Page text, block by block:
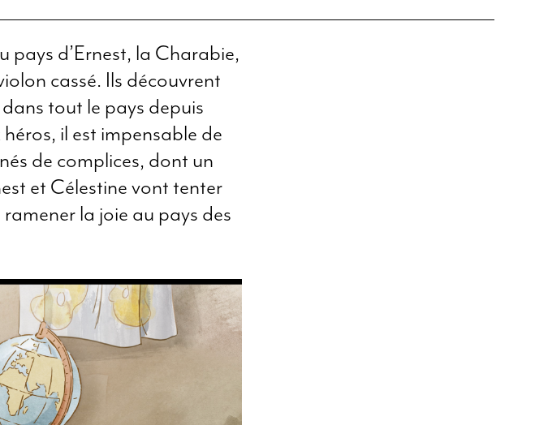
pays d’Ernest, la Charabie,
cassé. Ils découvrent
tout le pays depuis
il est impensable de
de complices, dont un
et Célestine vont tenter
la joie au pays des